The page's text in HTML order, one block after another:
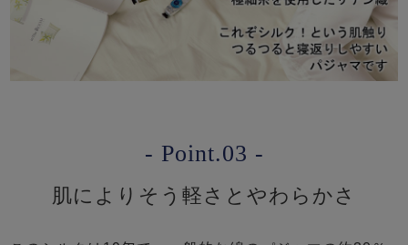
- Point.03 -
肌によりそう軽さとやわらかさ